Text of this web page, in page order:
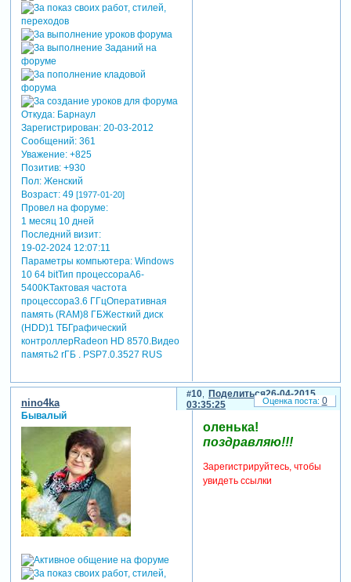
Откуда:Барнаул
Зарегистрирован: 20-03-2012
Сообщений:361
Уважение: +825
Позитив: +930
Пол:Женский
Возраст:49 [1977-01-20]
Провел на форуме:
1 месяц 10 дней
Последний визит:
19-02-2024 12:07:11
Параметры компьютера:Windows
10 64 bitТип процессораA6-
5400KТактовая частота
процессора3.6 ГГцОперативная
память (RAM)8 ГБЖесткий диск
(HDD)1 ТБГрафический
контроллерRadeon HD 8570.Видео
память2 rГБ . PSP7.0.3527 RUS
Поделиться
10
26-04-2015
03:35:25
nino4ka
Бывалый
оленька!
поздравляю!!!
Зарегистрируйтесь, чтобы
увидеть ссылки
0